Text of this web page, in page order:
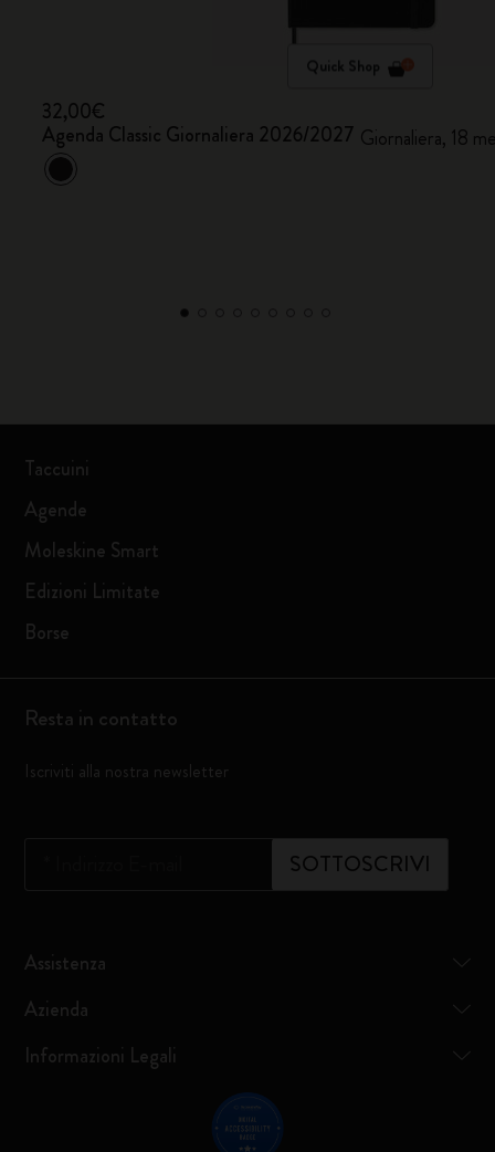
Quick Shop
32,00€
Agenda Classic Giornaliera 2026/2027 Giornaliera, 18
Taccuini
Agende
Moleskine Smart
Edizioni Limitate
Borse
Resta in contatto
Iscriviti alla nostra newsletter
SOTTOSCRIVI
Assistenza
Azienda
Informazioni Legali